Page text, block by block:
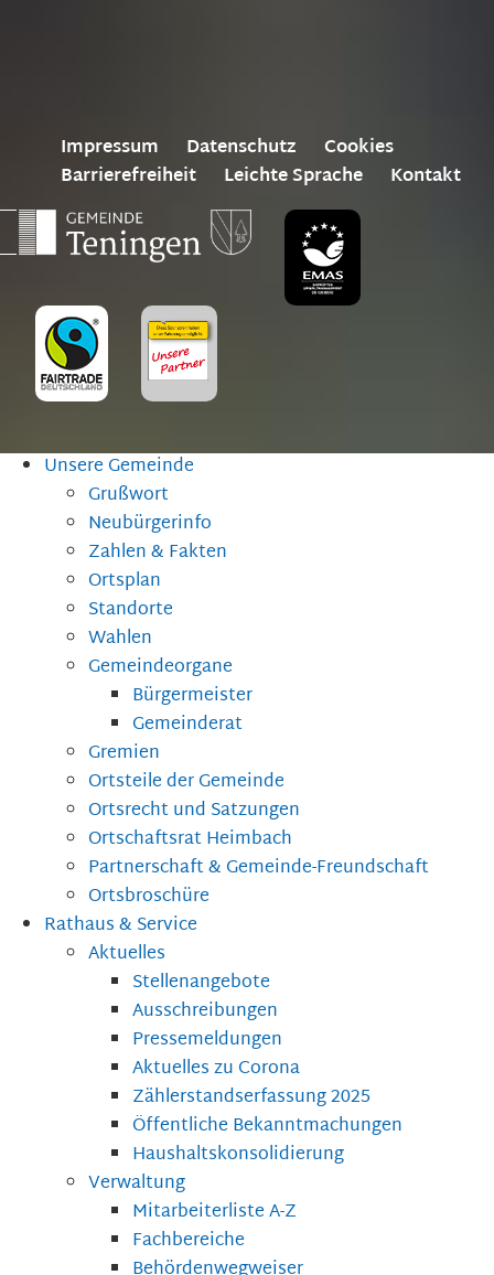
Impressum Datenschutz
Cookies
Barrierefreiheit
Leichte Sprache Kontakt
Unsere Gemeinde
Grußwort
Neubürgerinfo
Zahlen & Fakten
Ortsplan
Standorte
Wahlen
Gemeindeorgane
Bürgermeister
Gemeinderat
Gremien
Ortsteile der Gemeinde
Ortsrecht und Satzungen
Ortschaftsrat Heimbach
Partnerschaft & Gemeinde-Freundschaft
Ortsbroschüre
Rathaus & Service
Aktuelles
Stellenangebote
Ausschreibungen
Pressemeldungen
Aktuelles zu Corona
Zählerstandserfassung 2025
Öffentliche Bekanntmachungen
Haushaltskonsolidierung
Verwaltung
Mitarbeiterliste A-Z
Fachbereiche